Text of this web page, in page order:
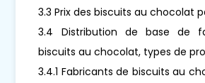
3.3 Prix des biscuits au chocolat
3.4 Distribution de base de
biscuits au chocolat, types de
3.4.1 Fabricants de biscuits au